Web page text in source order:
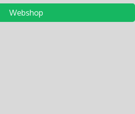
Webshop